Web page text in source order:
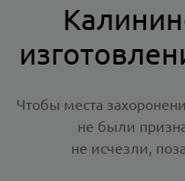
Чтобы места
не были
не исчезли,